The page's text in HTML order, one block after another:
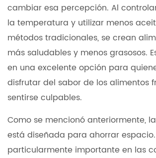
cambiar esa percepción. Al
la temperatura y utilizar menos
métodos tradicionales, se crean
más saludables y menos grasosos.
en una excelente opción para
disfrutar del sabor de los alimentos
sentirse culpables.
Como se mencionó anteriormente,
está diseñada para ahorrar espacio.
particularmente importante en las